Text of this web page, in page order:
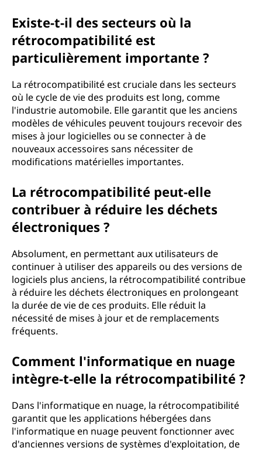
Existe-t-il des secteurs où la
rétrocompatibilité est
particulièrement importante ?
La rétrocompatibilité est cruciale dans les secteurs
où le cycle de vie des produits est long, comme
l'industrie automobile. Elle garantit que les anciens
modèles de véhicules peuvent toujours recevoir des
mises à jour logicielles ou se connecter à de
nouveaux accessoires sans nécessiter de
modifications matérielles importantes.
La rétrocompatibilité peut-elle
contribuer à réduire les déchets
électroniques ?
Absolument, en permettant aux utilisateurs de
continuer à utiliser des appareils ou des versions de
logiciels plus anciens, la rétrocompatibilité contribue
à réduire les déchets électroniques en prolongeant
la durée de vie de ces produits. Elle réduit la
nécessité de mises à jour et de remplacements
fréquents.
Comment l'informatique en nuage
intègre-t-elle la rétrocompatibilité ?
Dans l'informatique en nuage, la rétrocompatibilité
garantit que les applications hébergées dans
l'informatique en nuage peuvent fonctionner avec
d'anciennes versions de systèmes d'exploitation, de